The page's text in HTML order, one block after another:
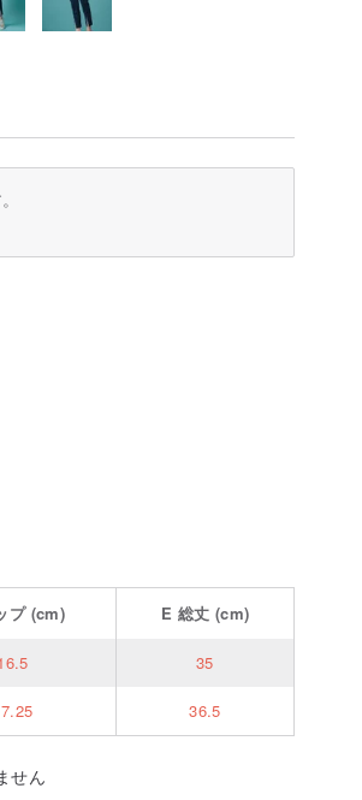
プ(cm) E 総丈 (cm)
35
36.5
せん